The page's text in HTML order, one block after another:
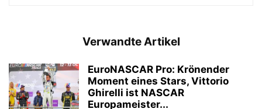
Verwandte Artikel
EuroNASCAR Pro: Krönender
Moment eines Stars, Vittorio
Ghirelli ist NASCAR
Europameister...